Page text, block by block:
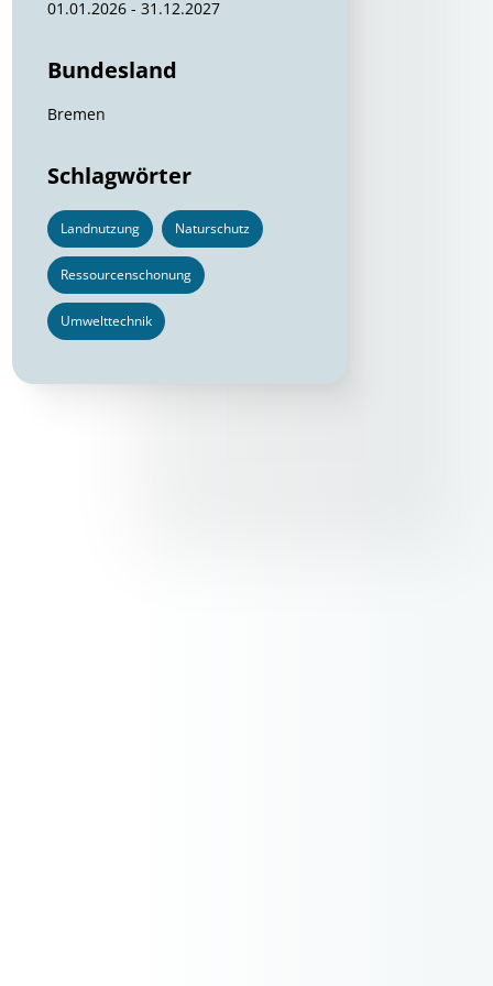
01.01.2026 - 31.12.2027
Bundesland
Bremen
Schlagwörter
Landnutzung Naturschutz
Ressourcenschonung
Umwelttechnik